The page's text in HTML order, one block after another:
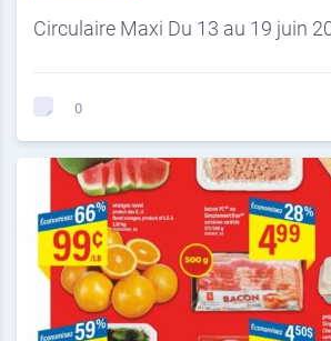
Circulaire Maxi Du 13 au 19 juin
0